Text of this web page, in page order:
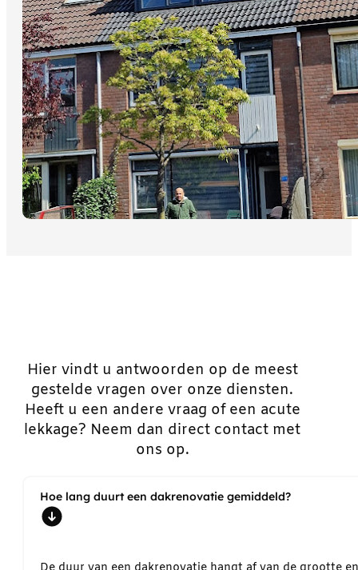
Hier vindt u antwoorden op de meest
gestelde vragen over onze diensten.
Heeft u een andere vraag of een acute
lekkage? Neem dan direct contact met
ons op.
Hoe lang duurt een dakrenovatie gemiddeld?